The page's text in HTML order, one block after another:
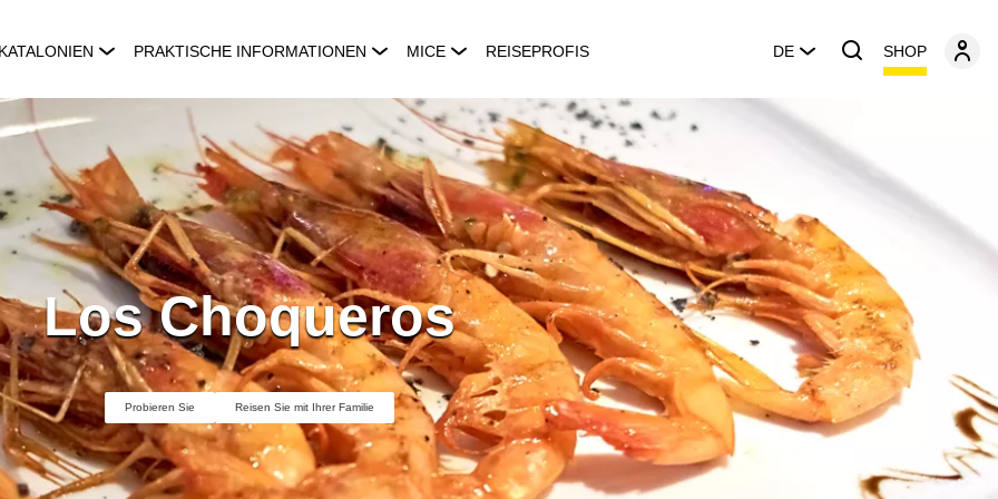
PRAKTISCHE INFORMATIONEN MICE REISEPROFIS DE SHOP
Los Choqueros
Probieren Sie Reisen Sie mit Ihrer Familie